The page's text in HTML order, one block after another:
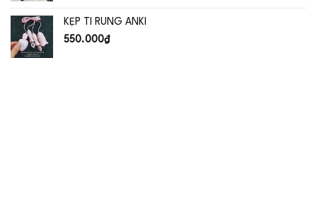
1.750.000₫.
KẸP TI RUNG ANKI
550.000₫